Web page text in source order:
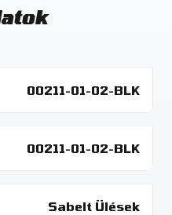
00211-01-02-BLK
00211-01-02-BLK
Sabelt Ülések